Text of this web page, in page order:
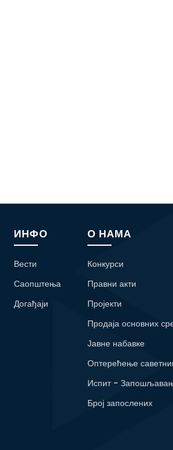
ИНФО
Вести
Саопштења
Догађаји
О НАМА
Конкурси
Правни акти
Пројекти
Продаја основних
Јавне набавке
Оптерећење
Испит -
Број запослених